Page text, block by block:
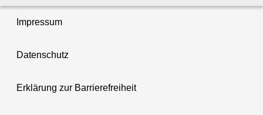
Impressum
Datenschutz
Erklärung zur Barrierefreiheit